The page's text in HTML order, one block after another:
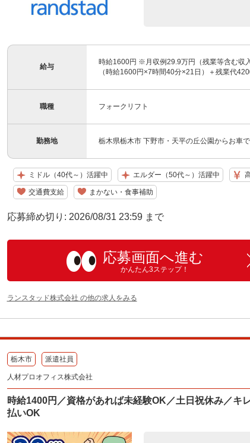
給与
時給1600円 ※月収例29.9万円（残業等含む収
（時給1600円×7時間40分×21日）＋残業代
職種 フォークリフト
勤務地 栃木県栃木市 下野市・天平の丘公園からお車
ミドル（40代～）活躍中 エルダー（50代～）活躍中
交通費支給 まかない・食事補助
応募締め切り: 2026/08/31 23:59 まで
応募画面へ進む
かんたん3ステップ！
ランスタッド株式会社 の他の求人をみる
栃木市 派遣社員
人材プロオフィス株式会社
時給1400円／資格があれば未経験OK／土日祝休み／キ
払いOK